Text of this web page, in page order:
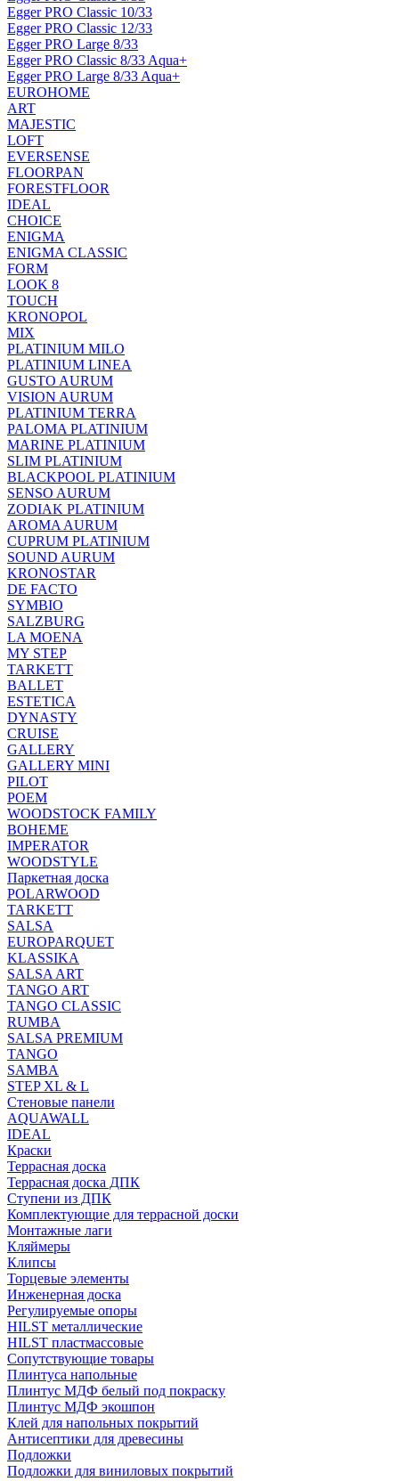
Egger PRO Classic 10/33
Egger PRO Classic 12/33
Egger PRO Large 8/33
Egger PRO Classic 8/33 Aqua+
Egger PRO Large 8/33 Aqua+
EUROHOME
ART
MAJESTIC
LOFT
EVERSENSE
FLOORPAN
FORESTFLOOR
IDEAL
CHOICE
ENIGMA
ENIGMA CLASSIC
FORM
LOOK 8
TOUCH
KRONOPOL
MIX
PLATINIUM MILO
PLATINIUM LINEA
GUSTO AURUM
VISION AURUM
PLATINIUM TERRA
PALOMA PLATINIUM
MARINE PLATINIUM
SLIM PLATINIUM
BLACKPOOL PLATINIUM
SENSO AURUM
ZODIAK PLATINIUM
AROMA AURUM
CUPRUM PLATINIUM
SOUND AURUM
KRONOSTAR
DE FACTO
SYMBIO
SALZBURG
LA MOENA
MY STEP
TARKETT
BALLET
ESTETICA
DYNASTY
CRUISE
GALLERY
GALLERY MINI
PILOT
POEM
WOODSTOCK FAMILY
BOHEME
IMPERATOR
WOODSTYLE
Паркетная доска
POLARWOOD
TARKETT
SALSA
EUROPARQUET
KLASSIKA
SALSA ART
TANGO ART
TANGO CLASSIC
RUMBA
SALSA PREMIUM
TANGO
SAMBA
STEP XL & L
Стеновые панели
AQUAWALL
IDEAL
Краски
Террасная доска
Террасная доска ДПК
Ступени из ДПК
Комплектующие для террасной доски
Монтажные лаги
Кляймеры
Клипсы
Торцевые элементы
Инженерная доска
Регулируемые опоры
HILST металлические
HILST пластмассовые
Сопутствующие товары
Плинтуса напольные
Плинтус МДФ белый под покраску
Плинтус МДФ экошпон
Клей для напольных покрытий
Антисептики для древесины
Подложки
Подложки для виниловых покрытий